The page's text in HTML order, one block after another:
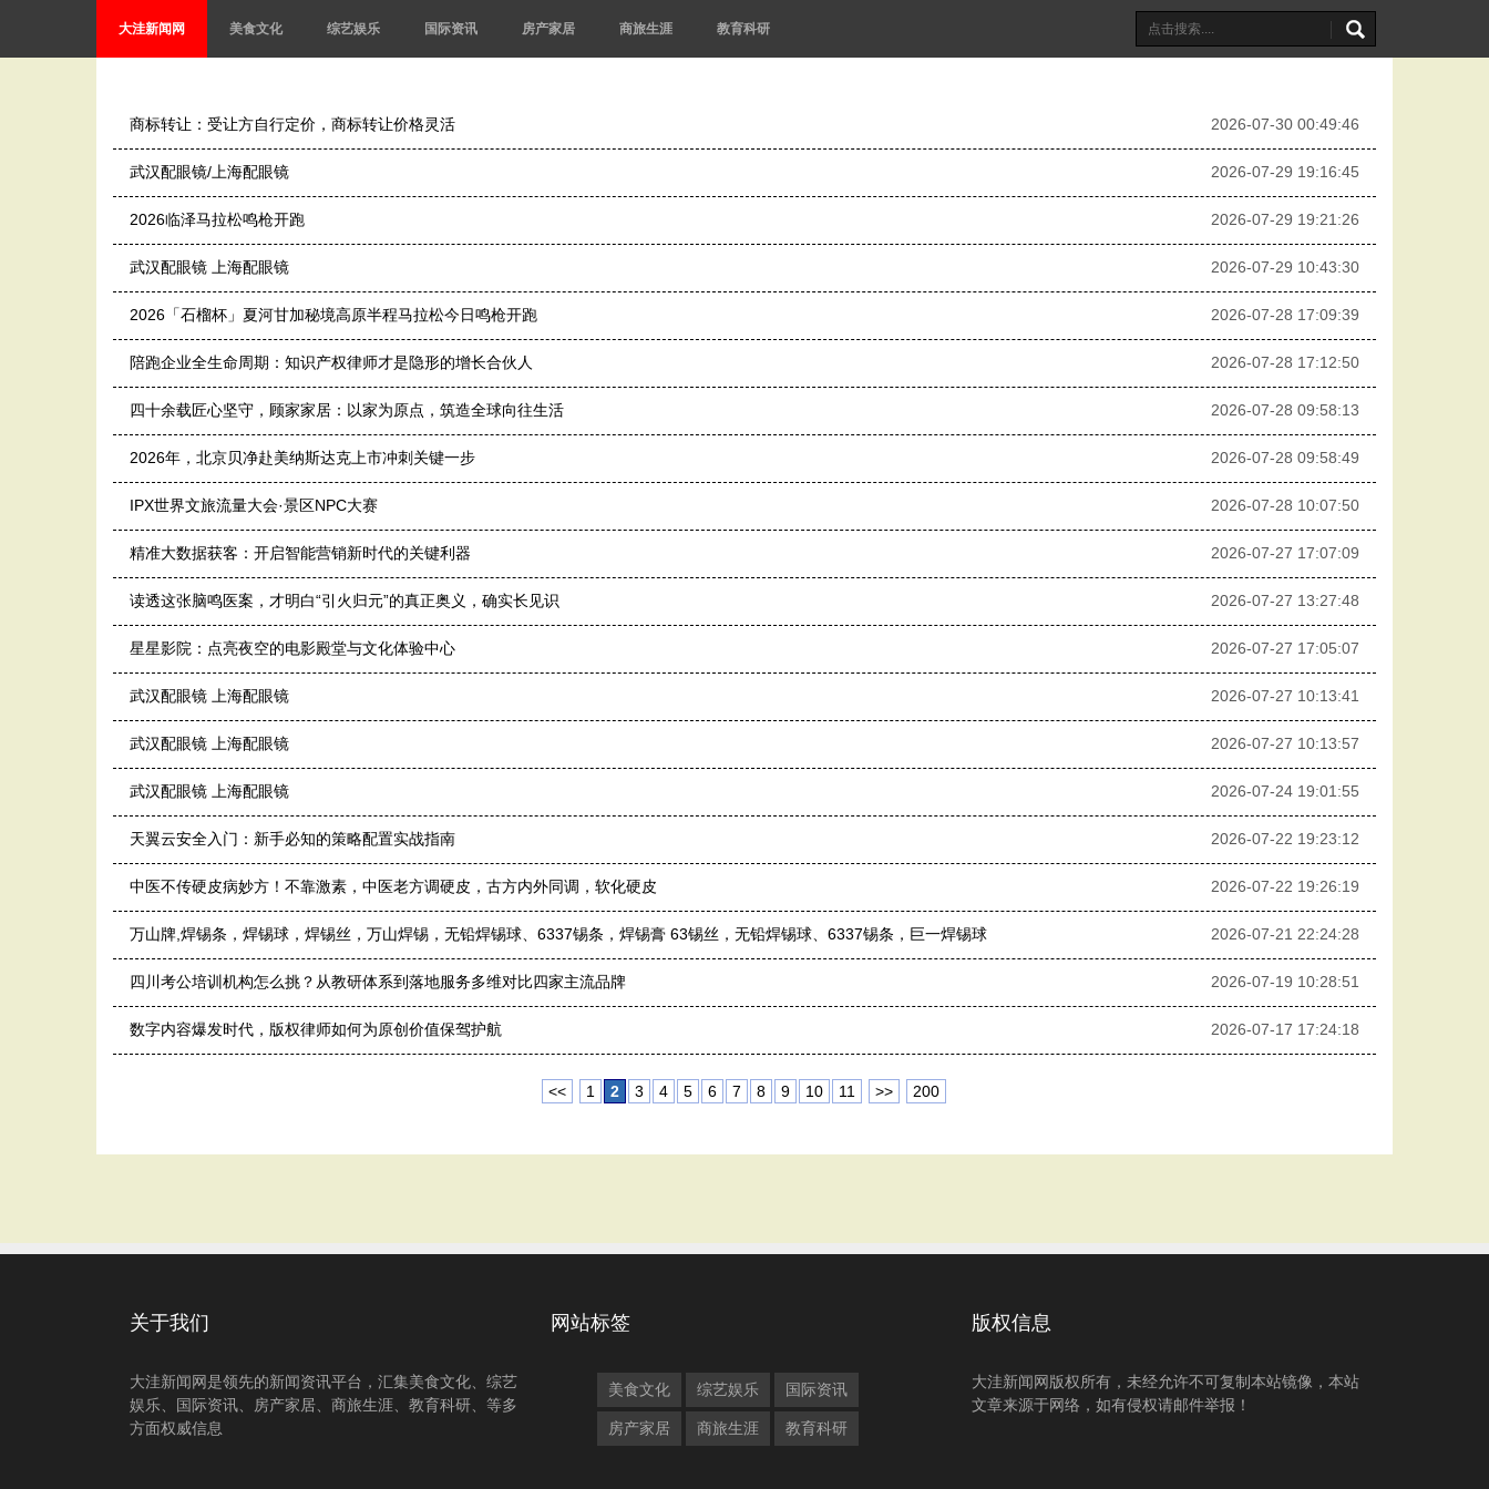
大洼新闻网 美食文化 综艺娱乐 国际资讯 房产家居 商旅生涯 教育科研
商标转让：受让方自行定价，商标转让价格灵活 2026-07-30 00:49:46
武汉配眼镜/上海配眼镜 2026-07-29 19:16:45
2026临泽马拉松鸣枪开跑 2026-07-29 19:21:26
武汉配眼镜 上海配眼镜 2026-07-29 10:43:30
2026「石榴杯」夏河甘加秘境高原半程马拉松今日鸣枪开跑 2026-07-28 17:09:39
陪跑企业全生命周期：知识产权律师才是隐形的增长合伙人 2026-07-28 17:12:50
四十余载匠心坚守，顾家家居：以家为原点，筑造全球向往生活 2026-07-28 09:58:13
2026年，北京贝净赴美纳斯达克上市冲刺关键一步 2026-07-28 09:58:49
IPX世界文旅流量大会·景区NPC大赛 2026-07-28 10:07:50
精准大数据获客：开启智能营销新时代的关键利器 2026-07-27 17:07:09
读透这张脑鸣医案，才明白“引火归元”的真正奥义，确实长见识 2026-07-27 13:27:48
星星影院：点亮夜空的电影殿堂与文化体验中心 2026-07-27 17:05:07
武汉配眼镜 上海配眼镜 2026-07-27 10:13:41
武汉配眼镜 上海配眼镜 2026-07-27 10:13:57
武汉配眼镜 上海配眼镜 2026-07-24 19:01:55
天翼云安全入门：新手必知的策略配置实战指南 2026-07-22 19:23:12
中医不传硬皮病妙方！不靠激素，中医老方调硬皮，古方内外同调，软化硬皮 2026-07-22 19:26:19
万山牌,焊锡条，焊锡球，焊锡丝，万山焊锡，无铅焊锡球、6337锡条，焊锡膏 63锡丝，无铅焊锡球、6337锡条，巨一焊锡球 2026-07-21 22:24:28
四川考公培训机构怎么挑？从教研体系到落地服务多维对比四家主流品牌 2026-07-19 10:28:51
数字内容爆发时代，版权律师如何为原创价值保驾护航 2026-07-17 17:24:18
<< 1 2 3 4 5 6 7 8 9 10 11 >> 200
关于我们
大洼新闻网是领先的新闻资讯平台，汇集美食文化、综艺
娱乐、国际资讯、房产家居、商旅生涯、教育科研、等多
方面权威信息
网站标签
美食文化 综艺娱乐 国际资讯
房产家居 商旅生涯 教育科研
版权信息
大洼新闻网版权所有，未经允许不可复制本站镜像，本站
文章来源于网络，如有侵权请邮件举报！